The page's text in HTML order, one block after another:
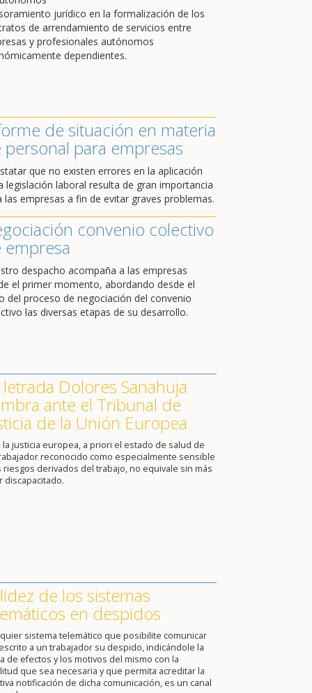
jurídico en la formalización de los
de arrendamiento de servicios entre
y profesionales autónomos
dependientes.
de situación en materia
personal para empresas
que no existen errores en la aplicación
legislación laboral resulta de gran importancia
las empresas a fin de evitar graves problemas.
convenio colectivo
empresa
despacho acompaña a las empresas
el primer momento, abordando desde el
del proceso de negociación del convenio
las diversas etapas de su desarrollo.
letrada Dolores Sanahuja
ante el Tribunal de
de la Unión Europea
la justicia europea, a priori el estado de salud de
reconocido como especialmente sensible
riesgos derivados del trabajo, no equivale sin más
discapacitado.
de los sistemas
en despidos
sistema telemático que posibilite comunicar
a un trabajador su despido, indicándole la
de efectos y los motivos del mismo con la
que sea necesaria y que permita acreditar la
notificación de dicha comunicación, es un canal